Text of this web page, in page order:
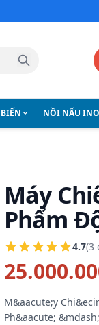
NỒI NẤU
Máy
Phẩm
4.7(3
M&aacute;y
Ph&aacute;